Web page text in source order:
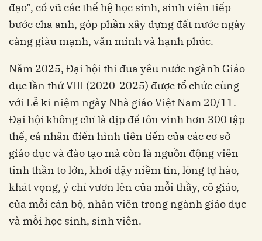
đạo”, cổ vũ các thế hệ học sinh, sinh viên tiếp
bước cha anh, góp phần xây dựng đất nước ngày
càng giàu mạnh, văn minh và hạnh phúc.
Năm 2025, Đại hội thi đua yêu nước ngành Giáo
dục lần thứ VIII (2020-2025) được tổ chức cùng
với Lễ kỉ niệm ngày Nhà giáo Việt Nam 20/11.
Đại hội không chỉ là dịp để tôn vinh hơn 300 tập
thể, cá nhân điển hình tiên tiến của các cơ sở
giáo dục và đào tạo mà còn là nguồn động viên
tinh thần to lớn, khơi dậy niềm tin, lòng tự hào,
khát vọng, ý chí vươn lên của mỗi thầy, cô giáo,
của mỗi cán bộ, nhân viên trong ngành giáo dục
và mỗi học sinh, sinh viên.